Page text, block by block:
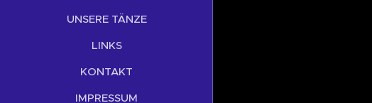
UNSERE TÄNZE
LINKS
KONTAKT
IMPRESSUM